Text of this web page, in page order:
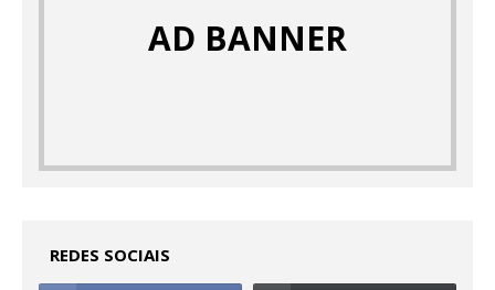
AD BANNER
REDES SOCIAIS